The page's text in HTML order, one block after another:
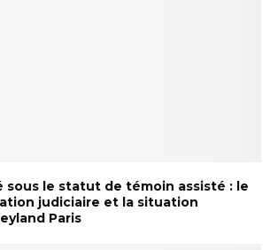
sous le statut de témoin assisté : le
judiciaire et la situation
Paris